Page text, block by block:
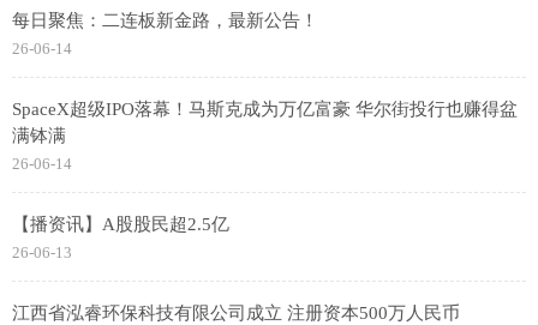
每日聚焦：二连板新金路，最新公告！
26-06-14
SpaceX超级IPO落幕！马斯克成为万亿富豪 华尔街投行也赚得盆
满钵满
26-06-14
【播资讯】A股股民超2.5亿
26-06-13
江西省泓睿环保科技有限公司成立 注册资本500万人民币